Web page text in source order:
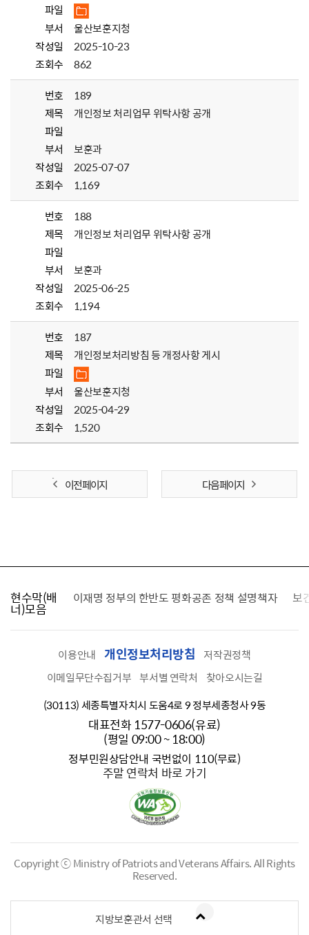
파일
부서
울산보훈지청
작성일
2025-10-23
조회수
862
번호
189
제목
개인정보 처리업무 위탁사항 공개
파일
부서
보훈과
작성일
2025-07-07
조회수
1,169
번호
188
제목
개인정보 처리업무 위탁사항 공개
파일
부서
보훈과
작성일
2025-06-25
조회수
1,194
번호
187
제목
개인정보처리방침 등 개정사항 게시
파일
부서
울산보훈지청
작성일
2025-04-29
조회수
1,520
이전 페이지 다음 페이지
현수막(배
너)모음
찾습니다 이재명 정부의 한반도 평화공존 정책 설명책자 보
이용안내 개인정보처리방침
저작권정책
이메일무단수집거부 부서별 연락처
찾아오시는길
(30113) 세종특별자치시 도움4로 9 정부세종청사 9동
대표전화 1577-0606(유료)
(평일 09:00 ~ 18:00)
정부민원상담안내 국번없이 110(무료)
주말 연락처 바로 가기
Copyright ⓒ Ministry of Patriots and Veterans Affairs.All Rights
Reserved.
지방보훈관서 선택